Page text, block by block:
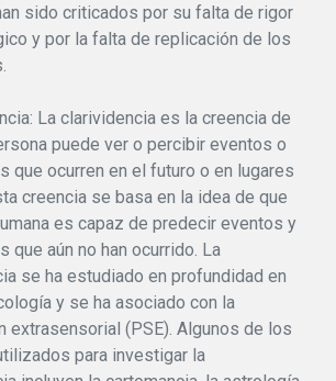
sido criticados por su falta de rigor
y por la falta de replicación de los
La clarividencia es la creencia de
puede ver o percibir eventos o
que ocurren en el futuro o en lugares
creencia se basa en la idea de que
es capaz de predecir eventos y
que aún no han ocurrido. La
se ha estudiado en profundidad en
y se ha asociado con la
extrasensorial (PSE). Algunos de los
para investigar la